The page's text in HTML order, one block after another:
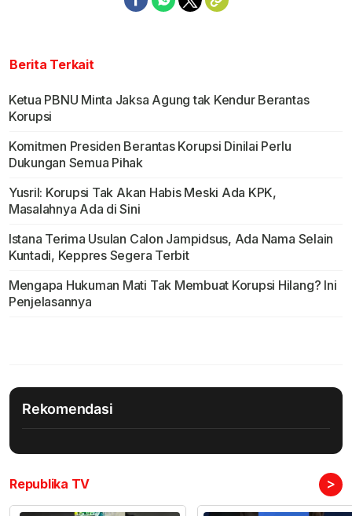
Berita Terkait
Ketua PBNU Minta Jaksa Agung tak Kendur Berantas
Korupsi
Komitmen Presiden Berantas Korupsi Dinilai Perlu
Dukungan Semua Pihak
Yusril: Korupsi Tak Akan Habis Meski Ada KPK,
Masalahnya Ada di Sini
Istana Terima Usulan Calon Jampidsus, Ada Nama Selain
Kuntadi, Keppres Segera Terbit
Mengapa Hukuman Mati Tak Membuat Korupsi Hilang? Ini
Penjelasannya
Rekomendasi
Republika TV >